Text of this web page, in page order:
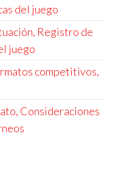
del juego
Registro de
juego
competitivos,
Consideraciones